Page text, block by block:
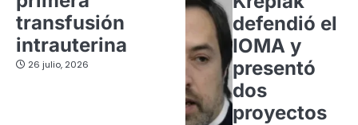
transfusión
intrauterina
26 julio, 2026
defendió el
IOMA y
presentó
dos
proyectos